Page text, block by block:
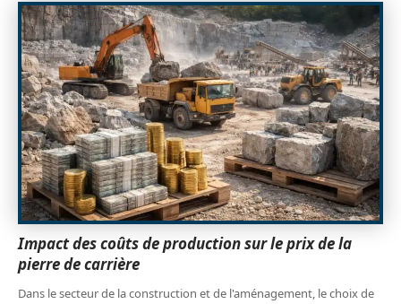
Impact des coûts de production sur le prix de la
pierre de carrière
Dans le secteur de la construction et de l'aménagement, le choix de